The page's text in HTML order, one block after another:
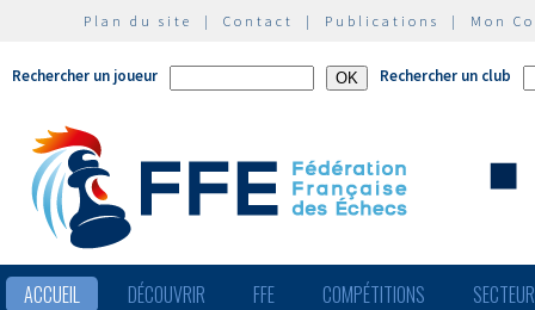
Plan du site | Contact | Publications | Mon
Rechercher un joueur Rechercher un club
ACCUEIL DÉCOUVRIR FFE COMPÉTITIONS